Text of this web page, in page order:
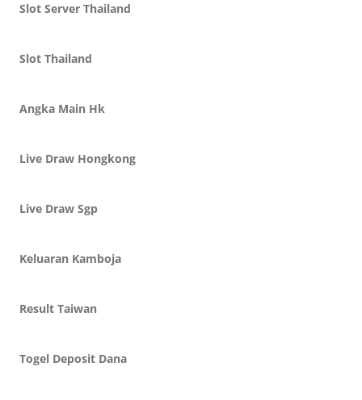
Slot Server Thailand
Slot Thailand
Angka Main Hk
Live Draw Hongkong
Live Draw Sgp
Keluaran Kamboja
Result Taiwan
Togel Deposit Dana